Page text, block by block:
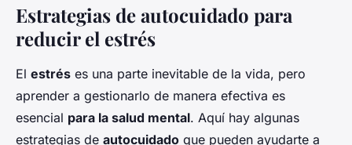
Estrategias de autocuidado para
reducir el estrés
El estrés es una parte inevitable de la vida, pero
aprender a gestionarlo de manera efectiva es
esencial para la salud mental. Aquí hay algunas
estrategias de autocuidado que pueden ayudarte a